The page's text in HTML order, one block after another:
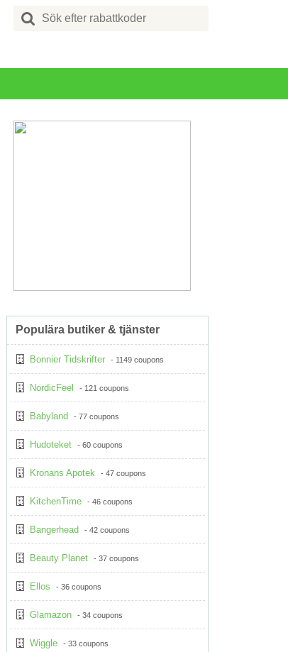
Search
for:
Populära butiker & tjänster
Bonnier Tidskrifter - 1149 coupons
NordicFeel - 121 coupons
Babyland - 77 coupons
Hudoteket - 60 coupons
Kronans Apotek - 47 coupons
KitchenTime - 46 coupons
Bangerhead - 42 coupons
Beauty Planet - 37 coupons
Ellos - 36 coupons
Glamazon - 34 coupons
Wiggle - 33 coupons